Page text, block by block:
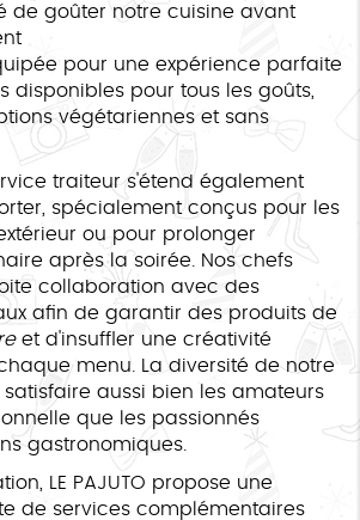
de goûter notre cuisine avant
pour une expérience parfaite
disponibles pour tous les goûts,
végétariennes et sans
traiteur s'étend également
spécialement conçus pour les
ou pour prolonger
après la soirée. Nos chefs
collaboration avec des
afin de garantir des produits de
et d'insuffler une créativité
menu. La diversité de notre
aussi bien les amateurs
que les passionnés
gastronomiques.
LE PAJUTO propose une
de services complémentaires